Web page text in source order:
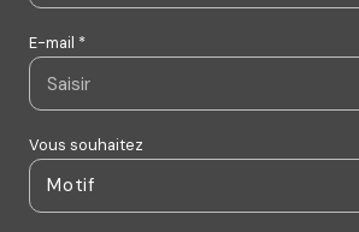
E-mail *
Vous souhaitez
Motif